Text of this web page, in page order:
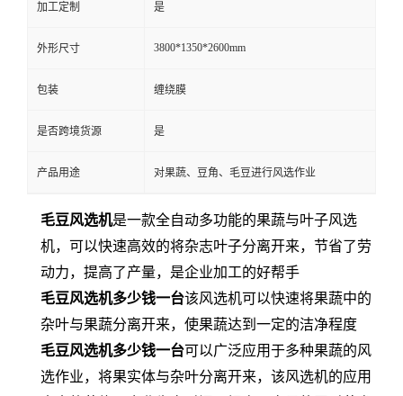
加工定制 是
外形尺寸 3800*1350*2600mm
包装 缠绕膜
是否跨境货源 是
产品用途 对果蔬、豆角、毛豆进行风选作业
毛豆风选机是一款全自动多功能的果蔬与叶子风选
机，可以快速高效的将杂志叶子分离开来，节省了劳
动力，提高了产量，是企业加工的好帮手
毛豆风选机多少钱一台该风选机可以快速将果蔬中的
杂叶与果蔬分离开来，使果蔬达到一定的洁净程度
毛豆风选机多少钱一台可以广泛应用于多种果蔬的风
选作业，将果实体与杂叶分离开来，该风选机的应用